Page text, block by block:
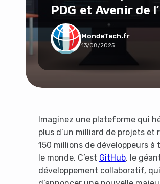
PDG et Avenir de
MondeTech.fr
13/08/2025
Imaginez une plateforme qui
plus d’un milliard de projets et
150 millions de développeurs à
le monde. C’est GitHub, le
développement collaboratif,
Social & Communauté
Tech & Développement
Travail & Productivité
Voyage